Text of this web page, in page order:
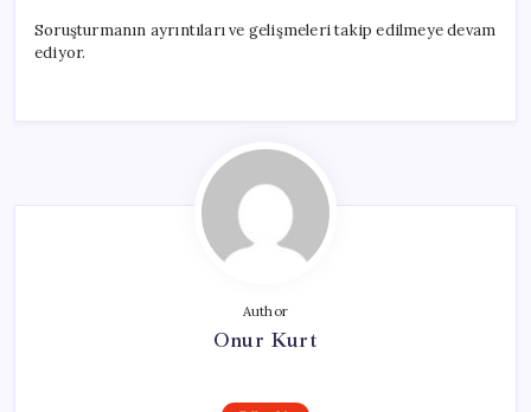
Soruşturmanın ayrıntıları ve gelişmeleri takip edilmeye devam
ediyor.
Author
Onur Kurt